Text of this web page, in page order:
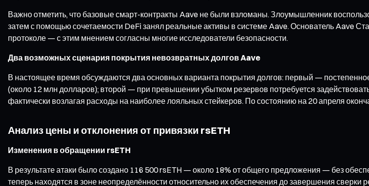
Важно отметить, что базовые смарт-контракты Aave не были взломаны. Злоумышленник
затем с помощью сочетаемости DeFi занял реальные активы в системе Aave. Основатель Aave
протоколе — с этим мнением согласны многие исследователи безопасности.
Два возможных сценария покрытия невозвратных долгов Aave
В настоящее время обсуждаются два основных варианта покрытия долгов: первый —
(около 12 млн долларов); второй — при превышении убытком резервов потребуется
фактически возлагая расходы на наиболее лояльных стейкеров. По состоянию на 20 апреля
Анализ цены и отклонения от привязки rsETH
Изменения в обращении rsETH
В результате атаки было создано 116 500 rsETH — около 18% от общего предложения — без
теперь находятся в зоне неопределённости относительно их обеспечения до завершения сверки